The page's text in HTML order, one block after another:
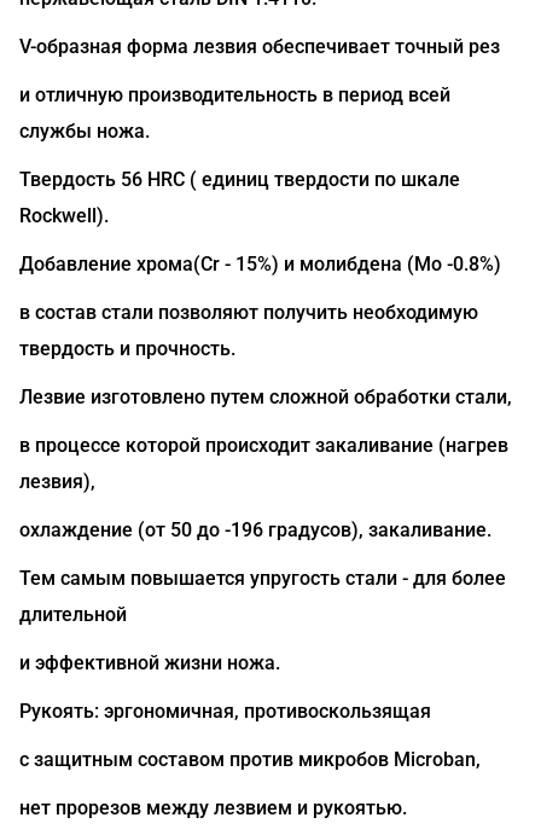
V-образная форма лезвия обеспечивает точный рез
и отличную производительность в период всей
службы ножа.
Твердость 56 HRC ( единиц твердости по шкале
Rockwell).
Добавление хрома(Сr - 15%) и молибдена (Mo -0.8%)
в состав стали позволяют получить необходимую
твердость и прочность.
Лезвие изготовлено путем сложной обработки стали,
в процессе которой происходит закаливание (нагрев
лезвия),
охлаждение (от 50 до -196 градусов), закаливание.
Тем самым повышается упругость стали - для более
длительной
и эффективной жизни ножа.
Рукоять: эргономичная, противоскользящая
с защитным составом против микробов Microban,
нет прорезов между лезвием и рукоятью.